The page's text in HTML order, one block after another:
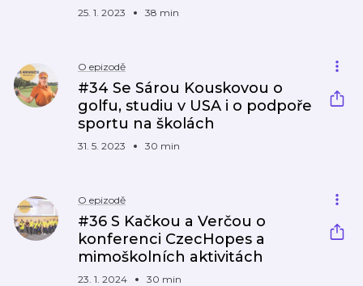
25. 1. 2023 38 min
O epizodě
#34 Se Sárou Kouskovou o
golfu, studiu v USA i o podpoře
sportu na školách
31. 5. 2023 30 min
O epizodě
#36 S Kačkou a Verčou o
konferenci CzecHopes a
mimoškolních aktivitách
23. 1. 2024 30 min